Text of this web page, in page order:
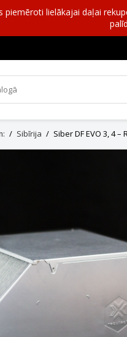
piemēroti lielākajai daļai
Sibīrija Siber DF EVO 3, 4